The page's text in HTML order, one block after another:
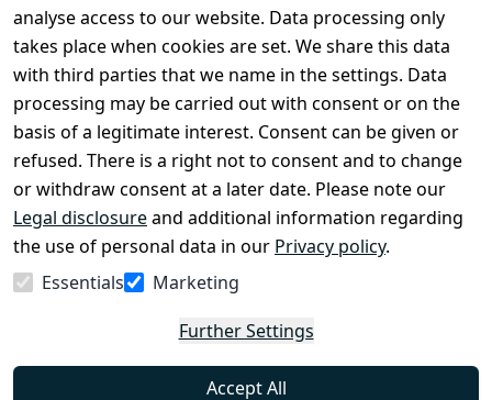
analyse access to our website. Data processing only
takes place when cookies are set. We share this data
with third parties that we name in the settings. Data
processing may be carried out with consent or on the
basis of a legitimate interest. Consent can be given or
refused. There is a right not to consent and to change
or withdraw consent at a later date. Please note our
Legal disclosureand additional information regarding
the use of personal data in our Privacy policy.
Essentials
Marketing
Further Settings
Accept All
Legal
disclosure
Privacy Policy
Declaration of
accessibility
Cancellation
rights
Withdraw
from